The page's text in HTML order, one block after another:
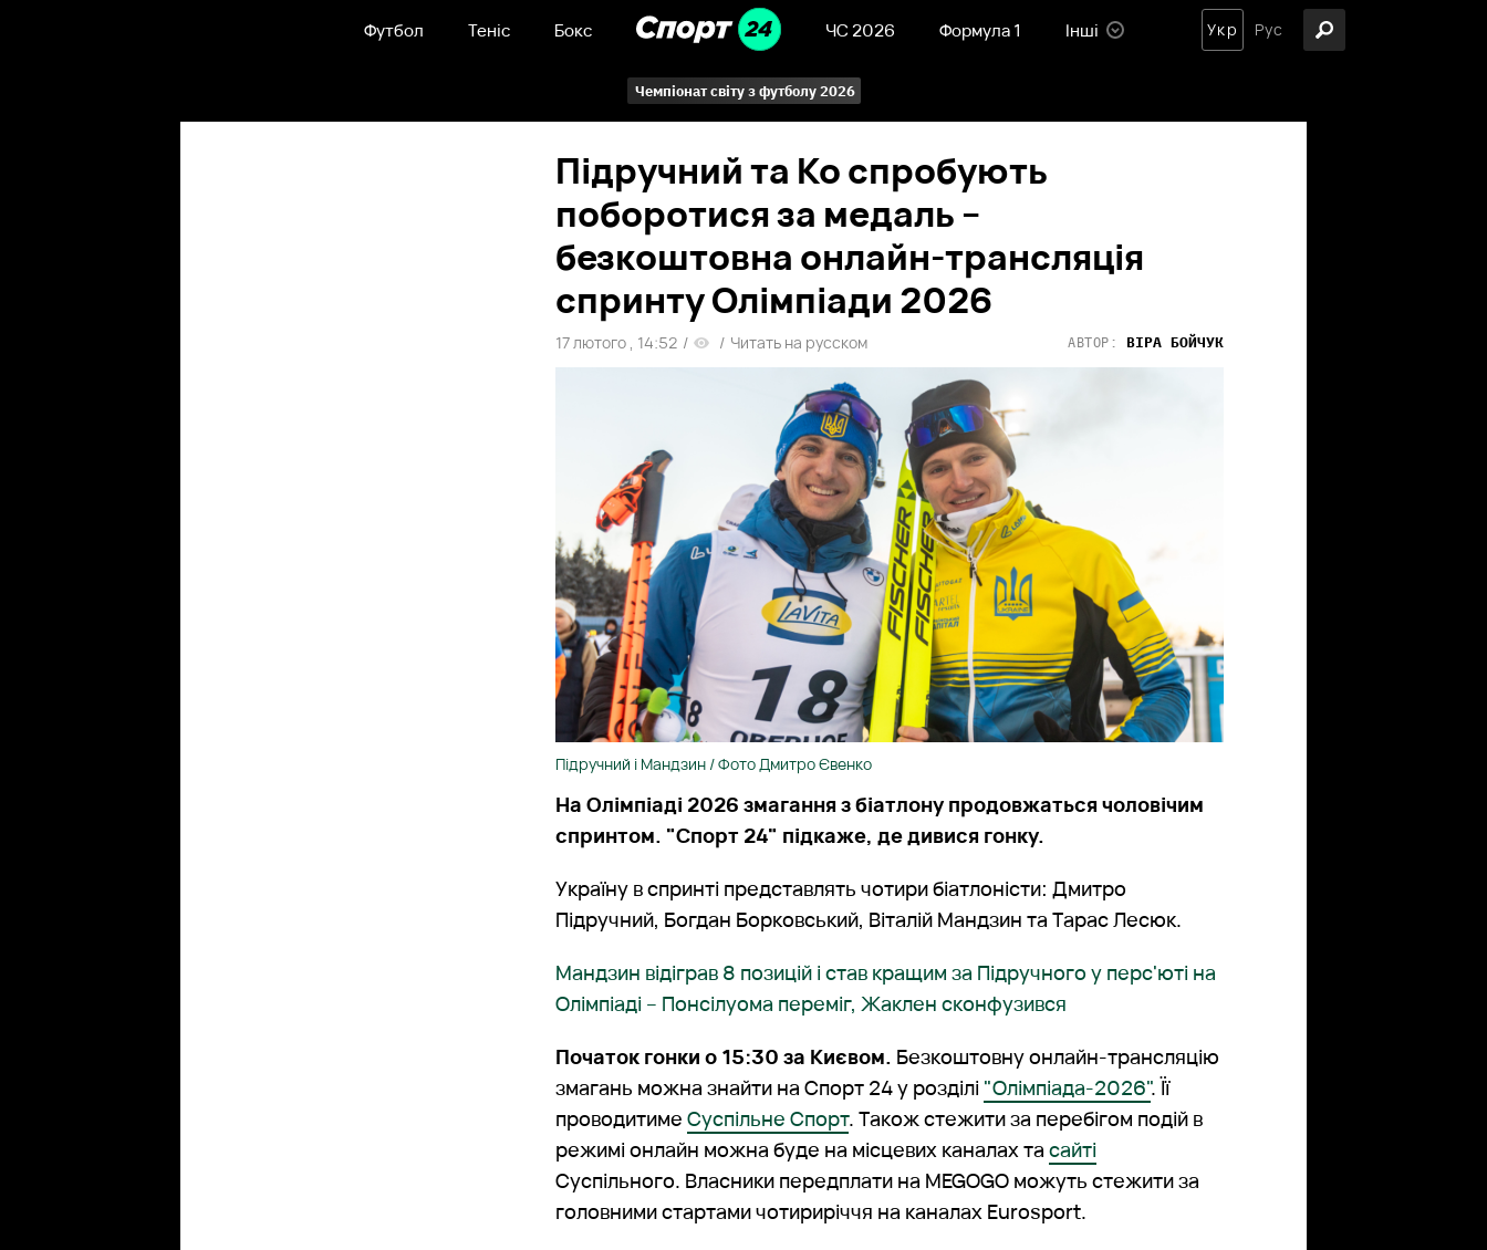
Футбол Теніс Бокс ЧС 2026 Формула 1 Інші Укр Рус
Чемпіонат світу з футболу 2026
Підручний та Ко спробують
поборотися за медаль –
безкоштовна онлайн-трансляція
спринту Олімпіади 2026
17 лютого , 14:52 / / Читать на русском АВТОР: ВІРА БОЙЧУК
Підручний і Мандзин / Фото Дмитро Євенко
На Олімпіаді 2026 змагання з біатлону продовжаться чоловічим
спринтом. "Спорт 24" підкаже, де дивися гонку.
Україну в спринті представлять чотири біатлоністи: Дмитро
Підручний, Богдан Борковський, Віталій Мандзин та Тарас Лесюк.
Мандзин відіграв 8 позицій і став кращим за Підручного у перс'юті на
Олімпіаді – Понсілуома переміг, Жаклен сконфузився
Початок гонки о 15:30 за Києвом. Безкоштовну онлайн-трансляцію
змагань можна знайти на Спорт 24 у розділі "Олімпіада-2026". Її
проводитимеСуспільне Спорт. Також стежити за перебігом подій в
режимі онлайн можна буде на місцевих каналах тасайті
Суспільного. Власники передплати на MEGOGO можуть стежити за
головними стартами чотириріччя на каналах Eurosport.